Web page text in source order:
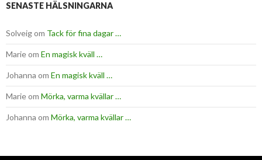
SENASTE HÄLSNINGARNA
Solveigom Tack för fina dagar …
Marieom En magisk kväll …
Johanna om En magisk kväll …
Marieom Mörka, varma kvällar …
Johanna om Mörka, varma kvällar …